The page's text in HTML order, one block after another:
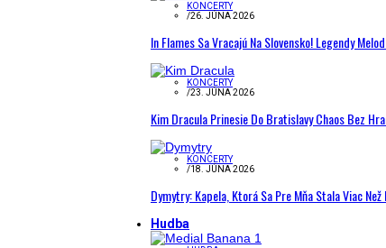
KONCERTY
/26. JÚNA 2026
In Flames Sa Vracajú Na Slovensko! Legendy
KONCERTY
/23. JÚNA 2026
Kim Dracula Prinesie Do Bratislavy Chaos Bez
KONCERTY
/18. JÚNA 2026
Dymytry: Kapela, Ktorá Sa Pre Mňa Stala Viac Než
Hudba